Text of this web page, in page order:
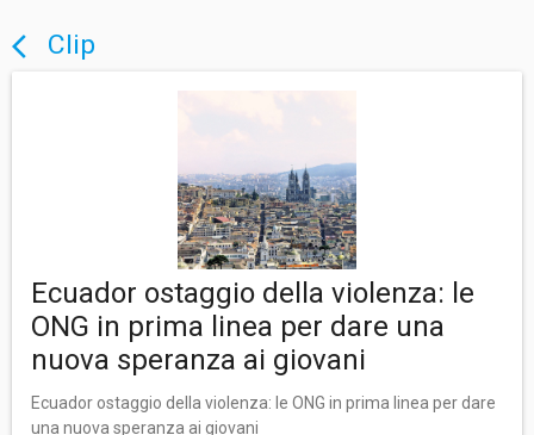
arrow_back_ios Clip
Ecuador ostaggio della violenza: le
ONG in prima linea per dare una
nuova speranza ai giovani
Ecuador ostaggio della violenza: le ONG in prima linea per dare
una nuova speranza ai giovani